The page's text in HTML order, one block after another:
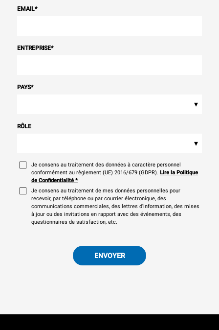
EMAIL*
ENTREPRISE*
PAYS*
▾
RÔLE
▾
Je consens au traitement des données à caractère personnel
conformément au règlement (UE) 2016/679 (GDPR). Lire la Politique
de Confidentialité *
Je consens au traitement de mes données personnelles pour
recevoir, par téléphone ou par courrier électronique, des
communications commerciales, des lettres d'information, des mises
à jour ou des invitations en rapport avec des événements, des
questionnaires de satisfaction, etc.
ENVOYER